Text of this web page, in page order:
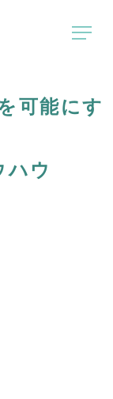
可能にす
ハウ